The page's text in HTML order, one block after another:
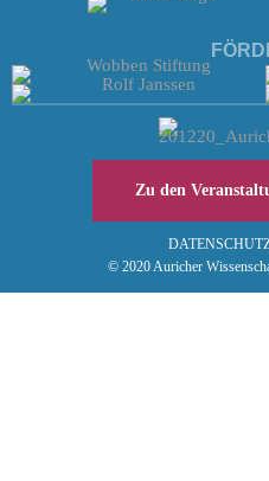
Zu den
© 2020 Auricher